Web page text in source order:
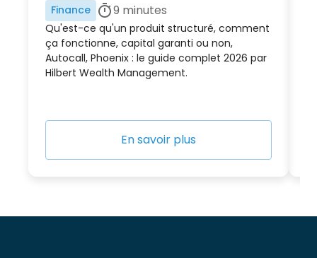
Finance 9 minutes
Qu'est-ce qu'un produit structuré, comment
ça fonctionne, capital garanti ou non,
Autocall, Phoenix : le guide complet 2026 par
Hilbert Wealth Management.
En savoir plus